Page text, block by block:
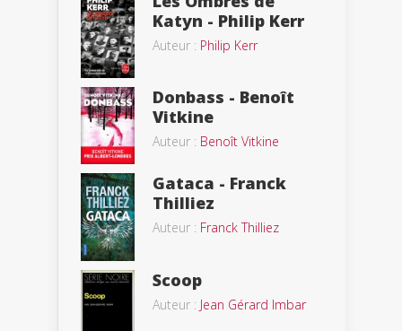
Katyn - Philip Kerr
Auteur : Philip Kerr
Donbass - Benoît
Vitkine
Auteur : Benoît Vitkine
Gataca - Franck
Thilliez
Auteur : Franck Thilliez
Scoop
Auteur : Jean Gérard Imbar